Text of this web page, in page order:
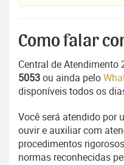
Como falar
Central de Atendimento
5053ou ainda pelo
disponíveis todos os
Você será atendido por
ouvir e auxiliar com
procedimentos
normas reconhecidas